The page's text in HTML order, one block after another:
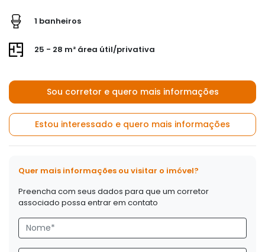
1 banheiros
25 - 28 m² área útil/privativa
Sou corretor e quero mais informações
Estou interessado e quero mais informações
Quer mais informações ou visitar o imóvel?
Preencha com seus dados para que um corretor
associado possa entrar em contato